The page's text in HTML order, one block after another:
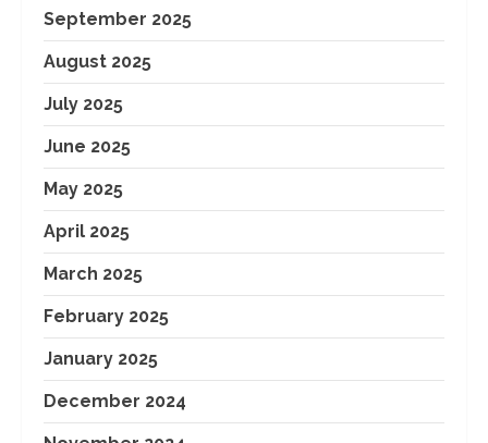
September 2025
August 2025
July 2025
June 2025
May 2025
April 2025
March 2025
February 2025
January 2025
December 2024